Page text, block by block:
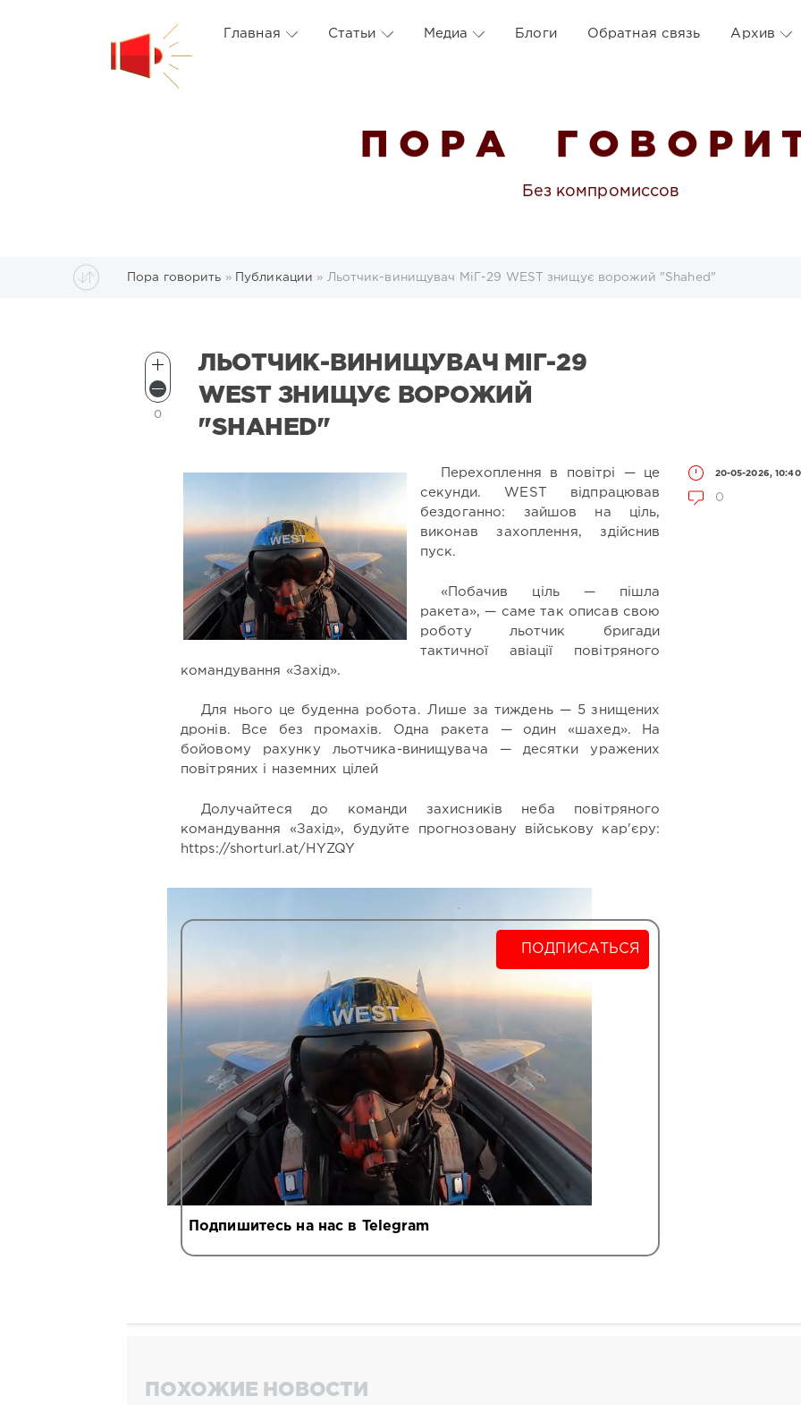
Главная Статьи Медиа Блоги Обратная связь Архив
П О Р А Г О В О Р И
Без компромиссов
Пора говорить » Публикации » Льотчик-винищувач МіГ-29 WEST знищує ворожий "Shahed"
ЛЬОТЧИК-ВИНИЩУВАЧ МІГ-29
WEST ЗНИЩУЄ ВОРОЖИЙ
"SHAHED"
20-05-2026, 10:40
0
0
Перехоплення в повітрі — це
секунди. WEST відпрацював
бездоганно: зайшов на ціль,
виконав захоплення, здійснив
пуск.
«Побачив ціль — пішла
ракета», — саме так описав свою
роботу льотчик бригади
тактичної авіації повітряного
командування «Захід».
Для нього це буденна робота. Лише за тиждень — 5 знищених
дронів. Все без промахів. Одна ракета — один «шахед». На
бойовому рахунку льотчика-винищувача — десятки уражених
повітряних і наземних цілей
Долучайтеся до команди захисників неба повітряного
командування «Захід», будуйте прогнозовану військову кар'єру:
https://shorturl.at/HYZQY
Подпишитесь на нас в Telegram
ПОДПИСАТЬСЯ
ПОХОЖИЕ НОВОСТИ